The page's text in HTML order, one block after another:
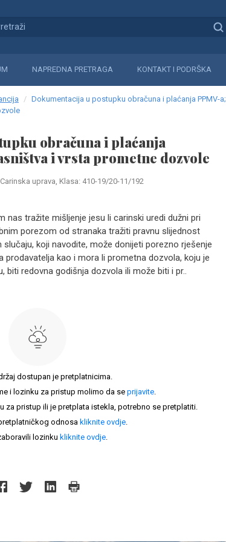
NAPREDNA PRETRAGA KONTAKT I PODRŠKA
Dokumentacija u postupku obračuna i plaćanja PPMV-a;
obračuna i plaćanja
i vrsta prometne dozvole
uprava, Klasa: 410-19/20-11/192
nas tražite mišljenje jesu li carinski uredi dužni pri
porezom od stranaka tražiti pravnu slijednost
koji navodite, može donijeti porezno rješenje
prodavatelja kao i mora li prometna dozvola, koju je
biti redovna godišnja dozvola ili može biti i pr..
dostupan je pretplatnicima.
i lozinku za pristup molimo da se prijavite.
za pristup ili je pretplata istekla, potrebno se pretplatiti.
odnosa kliknite ovdje.
lozinku kliknite ovdje.